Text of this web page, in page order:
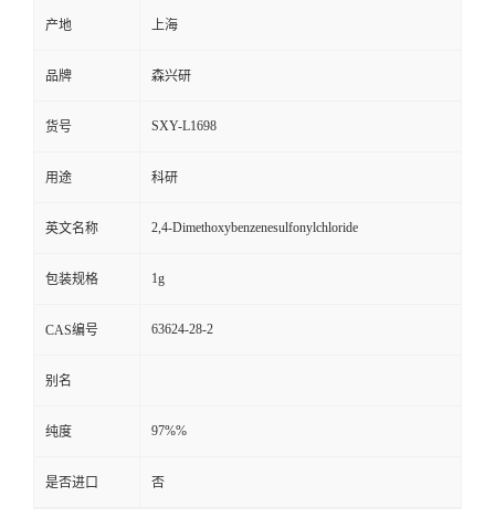
产地 上海
品牌 森兴研
货号 SXY-L1698
用途 科研
英文名称 2,4-Dimethoxybenzenesulfonylchloride
包装规格 1g
CAS编号 63624-28-2
别名
纯度 97%%
是否进口 否